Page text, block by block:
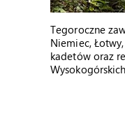
Tegoroczne
Niemiec,
kadetów oraz
Wysokogórskich